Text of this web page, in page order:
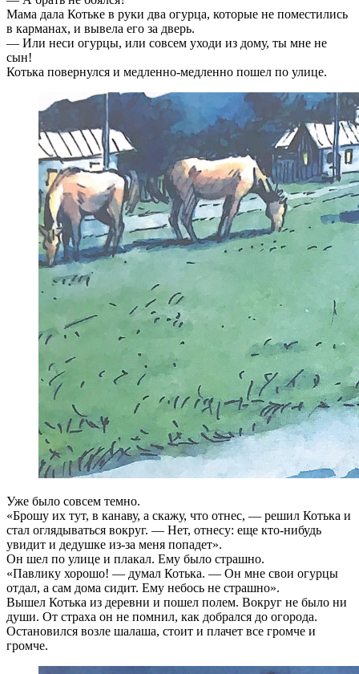
Мама дала Котьке в руки два огурца, которые не поместились
в карманах, и вывела его за дверь.
— Или неси огурцы, или совсем уходи из дому, ты мне не
сын!
Котька повернулся и медленно-медленно пошел по улице.
Уже было совсем темно.
«Брошу их тут, в канаву, а скажу, что отнес, — решил Котька и
стал оглядываться вокруг. — Нет, отнесу: еще кто-нибудь
увидит и дедушке из-за меня попадет».
Он шел по улице и плакал. Ему было страшно.
«Павлику хорошо! — думал Котька. — Он мне свои огурцы
отдал, а сам дома сидит. Ему небось не страшно».
Вышел Котька из деревни и пошел полем. Вокруг не было ни
души. От страха он не помнил, как добрался до огорода.
Остановился возле шалаша, стоит и плачет все громче и
громче.